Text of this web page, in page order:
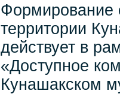
Формирование
территории
действует в
«Доступное
Кунашакском